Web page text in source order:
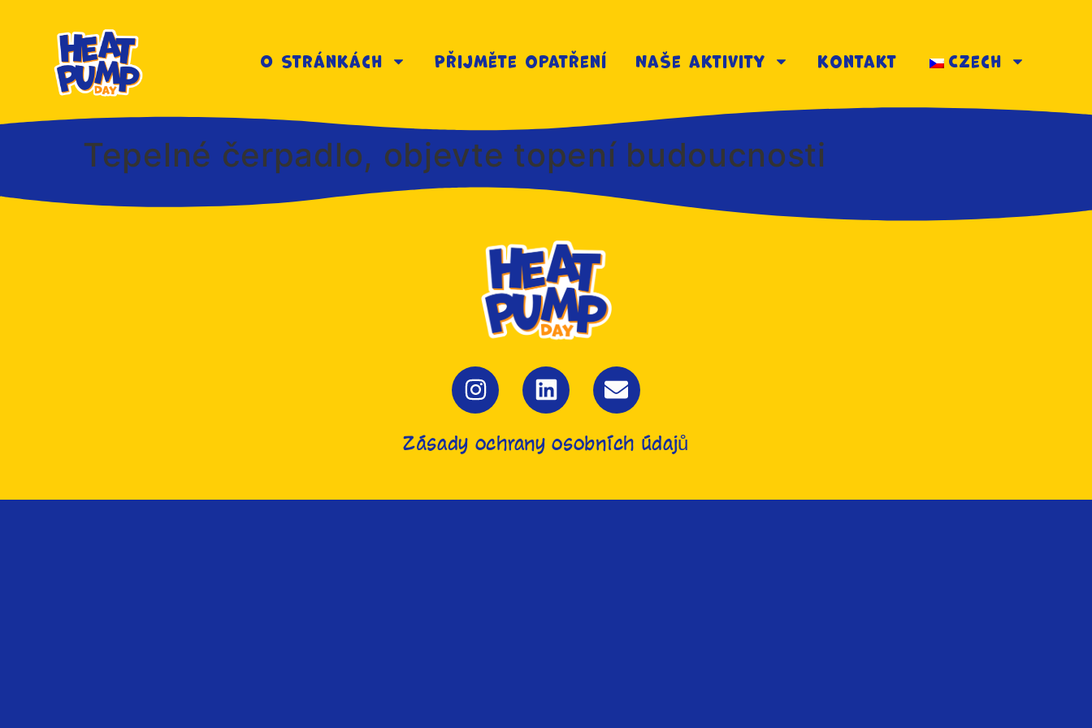
O stránkách Přijměte opatření Naše aktivity kontakt Czech
Tepelné čerpadlo, objevte topení budoucnosti
Zásady ochrany osobních údajů